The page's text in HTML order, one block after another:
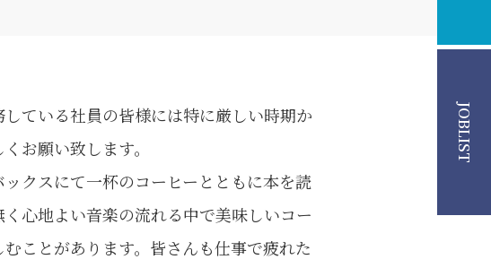
JOBLIST
ている社員の皆様には特に厳しい時期か
お願い致します。
クスにて一杯のコーヒーとともに本を読
心地よい音楽の流れる中で美味しいコー
ことがあります。皆さんも仕事で疲れた